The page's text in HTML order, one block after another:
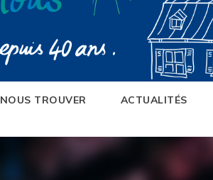
NOUS TROUVER ACTUALITÉS